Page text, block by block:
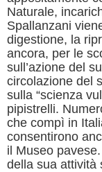
Naturale,
Spallanzani
digestione, la
ancora, per le
sull’azione del
circolazione del
sulla “scienza
pipistrelli.
che compì in
consentirono
il Museo pavese.
della sua attività